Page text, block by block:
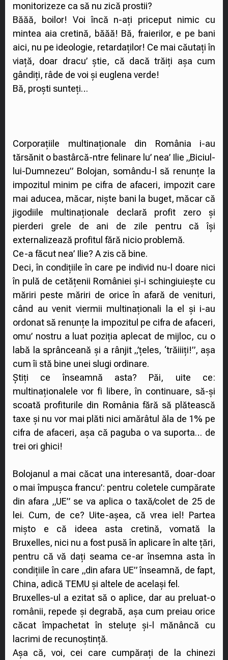
monitorizeze ca să nu zică prostii?
Băăă, boilor! Voi încă n-ați priceput nimic cu
mintea aia cretină, băăă! Bă, fraierilor, e pe bani
aici, nu pe ideologie, retardaților! Ce mai căutați în
viață, doar dracu’ știe, că dacă trăiți așa cum
gândiți, râde de voi și euglena verde!
Bă, proști sunteți…
Corporațiile multinaționale din România i-au
tărsănit o bastârcă-ntre felinare lu’ nea’ Ilie „Biciul-
lui-Dumnezeu” Bolojan, somându-l să renunțe la
impozitul minim pe cifra de afaceri, impozit care
mai aducea, măcar, niște bani la buget, măcar că
jigodiile multinaționale declară profit zero și
pierderi grele de ani de zile pentru că își
externalizează profitul fără nicio problemă.
Ce-a făcut nea’ Ilie? A zis că bine.
Deci, în condițiile în care pe individ nu-l doare nici
în pulă de cetățenii României și-i schingiuiește cu
măriri peste măriri de orice în afară de venituri,
când au venit viermii multinaționali la el și i-au
ordonat să renunțe la impozitul pe cifra de afaceri,
omu’ nostru a luat poziția aplecat de mijloc, cu o
labă la sprânceană și a rânjit „’țeles, ‘trăiiiți!”, așa
cum îi stă bine unei slugi ordinare.
Știți ce înseamnă asta? Păi, uite ce:
multinaționalele vor fi libere, în continuare, să-și
scoată profiturile din România fără să plătească
taxe și nu vor mai plăti nici amărâtul ăla de 1% pe
cifra de afaceri, așa că paguba o va suporta… de
trei ori ghici!
Bolojanul a mai căcat una interesantă, doar-doar
o mai împușca francu’: pentru coletele cumpărate
din afara „UE” se va aplica o taxă/colet de 25 de
lei. Cum, de ce? Uite-așea, că vrea iel! Partea
mișto e că ideea asta cretină, vomată la
Bruxelles, nici nu a fost pusă în aplicare în alte țări,
pentru că vă dați seama ce-ar însemna asta în
condițiile în care „din afara UE” înseamnă, de fapt,
China, adică TEMU și altele de același fel.
Bruxelles-ul a ezitat să o aplice, dar au preluat-o
românii, repede și degrabă, așa cum preiau orice
căcat împachetat în steluțe și-l mănâncă cu
lacrimi de recunoștință.
Așa că, voi, cei care cumpărați de la chinezi